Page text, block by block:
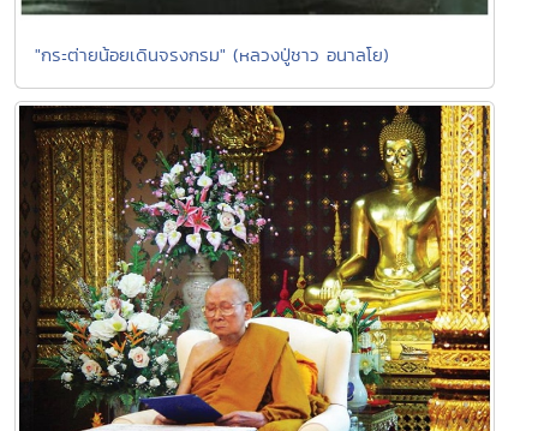
"กระต่ายน้อยเดินจรงกรม" (หลวงปู่ชาว อนาลโย)